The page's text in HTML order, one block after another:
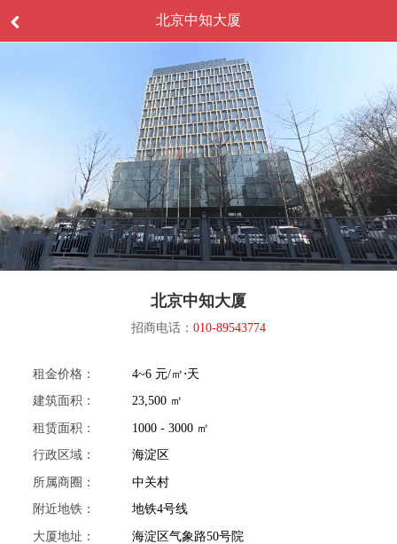
北京中知大厦
北京中知大厦
招商电话： 010-89543774
租金价格：
4~6 元/㎡⋅天
建筑面积：
23,500 ㎡
租赁面积：
1000 - 3000 ㎡
行政区域：
海淀区
所属商圈：
中关村
附近地铁：
地铁4号线
大厦地址：
海淀区气象路50号院